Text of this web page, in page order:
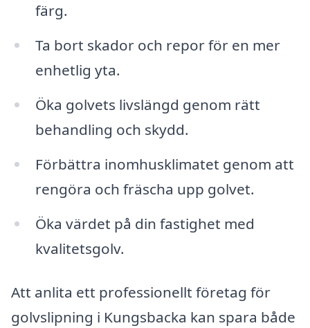
färg.
Ta bort skador och repor för en mer
enhetlig yta.
Öka golvets livslängd genom rätt
behandling och skydd.
Förbättra inomhusklimatet genom att
rengöra och fräscha upp golvet.
Öka värdet på din fastighet med
kvalitetsgolv.
Att anlita ett professionellt företag för
golvslipning i Kungsbacka kan spara både